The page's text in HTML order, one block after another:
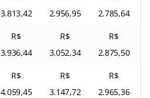
3.813,42
2.956,95
2.785,64
R$
3.936,44
R$
3.052,34
R$
2.875,50
R$
4.059,45
R$
3.147,72
R$
2.965,36